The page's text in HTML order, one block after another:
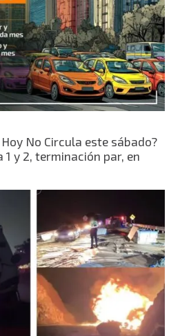
No Circula este sábado?
y 2, terminación par, en